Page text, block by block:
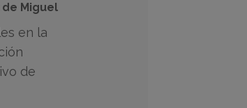
de Miguel
en la
de